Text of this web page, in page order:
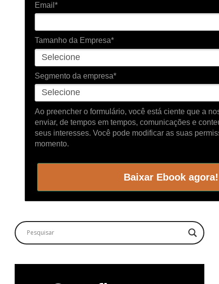
Email*
Tamanho da Empresa*
Segmento da empresa*
Ao preencher o formulário, você está ciente que a
enviar, de tempos em tempos, comunicações e
seus interesses. Você pode modificar as suas
momento.
Baixar Ebook agora!